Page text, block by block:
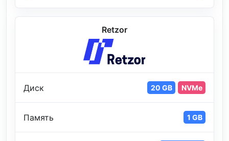
Retzor
Диск 20 GB NVMe
Память 1 GB